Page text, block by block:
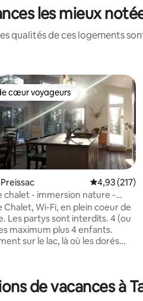
les mieux
qualités de ces logements
5 sur 5, 21 commentaires
cœur voyageurs
cœur voyageurs
Note
4,93 (217)
chalet - immersion nature -
Chalet, Wi-Fi, en plein coeur de
Les partys sont interdits. 4 (ou
maximum plus 4 enfants.
sur le lac, là où les dorés
Unique et paisible. Il est l'un des
de vacances à